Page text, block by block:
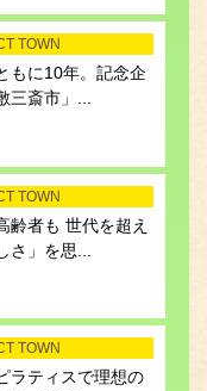
TOWN
もに10年。記念企
三斎市」...
TOWN
齢者も 世代を超え
さ」を思...
TOWN
ラティスで理想の